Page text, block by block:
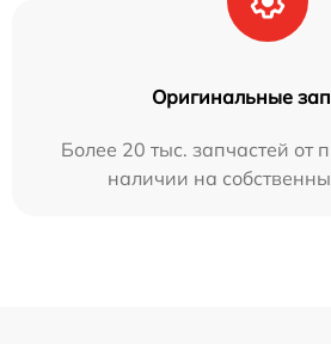
Оригинальные
Более 20 тыс. запчастей от
наличии на